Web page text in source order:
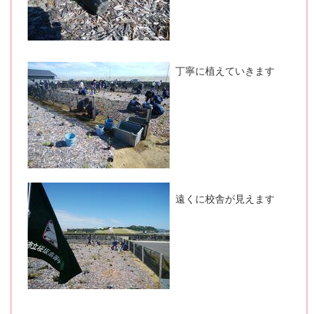
丁寧に植えていきます
遠くに校舎が見えます